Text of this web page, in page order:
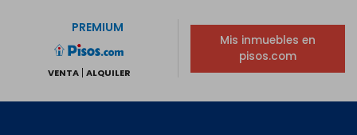
PREMIUM
VENTA ALQUILER
Mis inmuebles en
pisos.com